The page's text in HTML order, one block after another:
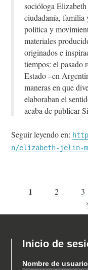
socióloga
ciudadanía, familia
política y
materiales
originados e
tiempos: el pasado
Estado –en
maneras en que
elaboraban el
acaba de publicar
Seguir leyendo en:
n/elizabeth-jelin-
Páginas
1 2 3
›
Inicio de
Nombre de